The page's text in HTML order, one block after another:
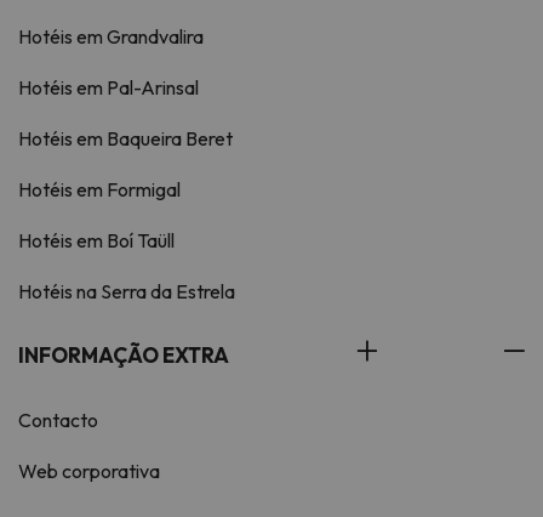
Hotéis em Grandvalira
Hotéis em Pal-Arinsal
Hotéis em Baqueira Beret
Hotéis em Formigal
Hotéis em Boí Taüll
Hotéis na Serra da Estrela
INFORMAÇÃO EXTRA
Contacto
Web corporativa